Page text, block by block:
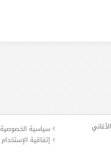
سياسية الخصوصية
إتفاقية الإستخدام